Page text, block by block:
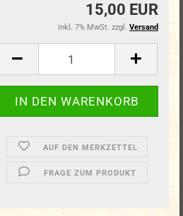
15,00 EUR
inkl. 7% MwSt. zzgl. Versand
AUF DEN MERKZETTEL
FRAGE ZUM PRODUKT